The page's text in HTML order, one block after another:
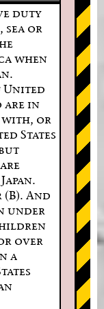
duty
or
when
United
are in
with, or
States
(B). And
under
over
a